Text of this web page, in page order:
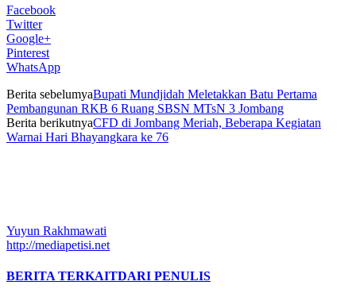
Facebook
Twitter
Google+
Pinterest
WhatsApp
Berita sebelumyaBupati Mundjidah Meletakkan Batu Pertama
Pembangunan RKB 6 Ruang SBSN MTsN 3 Jombang
Berita berikutnyaCFD di Jombang Meriah, Beberapa Kegiatan
Warnai Hari Bhayangkara ke 76
Yuyun Rakhmawati
http://mediapetisi.net
BERITA TERKAITDARI PENULIS